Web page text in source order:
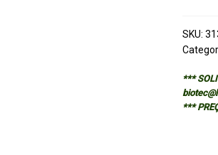
FOR
AIDS
SKU:
***
***